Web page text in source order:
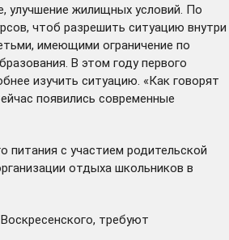
улучшение жилищных условий. По
чтоб разрешить ситуацию внутри
имеющими ограничение по
В этом году первого
изучить ситуацию. «Как говорят
появились современные
питания с участием родительской
отдыха школьников в
требуют